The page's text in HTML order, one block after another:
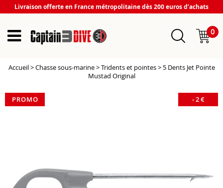
Livraison offerte en France métropolitaine dès 200 euros d’achats
0
Accueil >Chasse sous-marine >Tridents et pointes > 5 Dents Jet Pointe
Mustad Original
PROMO -2€